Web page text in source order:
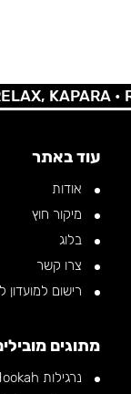
KAPARA •
עוד באתר
אודות
מיקור חוץ
בלוג
צרו קשר
רישום למועדון
מתוגים
נרגילות Alpha Hookah